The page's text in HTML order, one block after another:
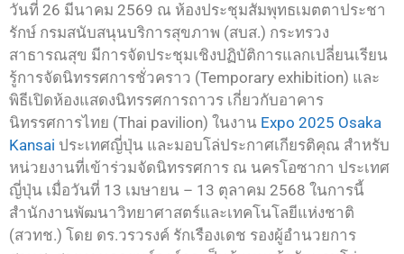
วันที่ 26 มีนาคม 2569 ณ ห้องประชุมสัมพุทธเมตตาประชา
รักษ์ กรมสนับสนุนบริการสุขภาพ (สบส.) กระทรวง
สาธารณสุข มีการจัดประชุมเชิงปฏิบัติการแลกเปลี่ยนเรียน
รู้การจัดนิทรรศการชั่วคราว (Temporary exhibition) และ
พิธีเปิดห้องแสดงนิทรรศการถาวร เกี่ยวกับอาคาร
นิทรรศการไทย (Thai pavilion) ในงาน Expo 2025 Osaka
Kansai ประเทศญี่ปุ่น และมอบโล่ประกาศเกียรติคุณ สำหรับ
หน่วยงานที่เข้าร่วมจัดนิทรรศการ ณ นครโอซากา ประเทศ
ญี่ปุ่น เมื่อวันที่ 13 เมษายน – 13 ตุลาคม 2568 ในการนี้
สำนักงานพัฒนาวิทยาศาสตร์และเทคโนโลยีแห่งชาติ
(สวทช.) โดย ดร.วรวรงค์ รักเรืองเดช รองผู้อำนวยการ